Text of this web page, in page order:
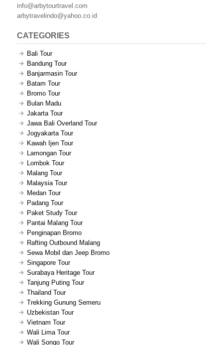
info@arbytourtravel.com
arbytravelindo@yahoo.co.id
CATEGORIES
Bali Tour
Bandung Tour
Banjarmasin Tour
Batam Tour
Bromo Tour
Bulan Madu
Jakarta Tour
Jawa Bali Overland Tour
Jogyakarta Tour
Kawah Ijen Tour
Lamongan Tour
Lombok Tour
Malang Tour
Malaysia Tour
Medan Tour
Padang Tour
Paket Study Tour
Pantai Malang Tour
Penginapan Bromo
Rafting Outbound Malang
Sewa Mobil dan Jeep Bromo
Singapore Tour
Surabaya Heritage Tour
Tanjung Puting Tour
Thailand Tour
Trekking Gunung Semeru
Uzbekistan Tour
Vietnam Tour
Wali Lima Tour
Wali Songo Tour